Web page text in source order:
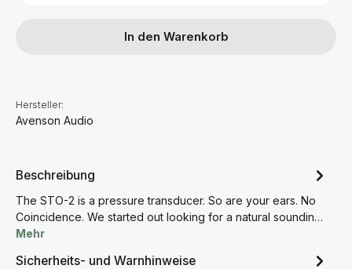
In den Warenkorb
Hersteller:
Avenson Audio
Beschreibung
The STO-2 is a pressure transducer. So are your ears. No
Coincidence. We started out looking for a natural soundin…
Mehr
Sicherheits- und Warnhinweise